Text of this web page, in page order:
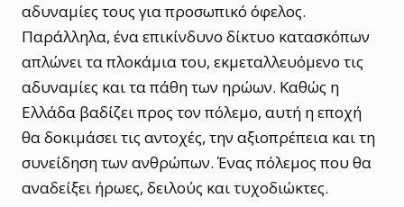
αδυναμίες τους για προσωπικό όφελος.
Παράλληλα, ένα επικίνδυνο δίκτυο κατασκόπων
απλώνει τα πλοκάμια του, εκμεταλλευόμενο τις
αδυναμίες και τα πάθη των ηρώων. Καθώς η
Ελλάδα βαδίζει προς τον πόλεμο, αυτή η εποχή
θα δοκιμάσει τις αντοχές, την αξιοπρέπεια και τη
συνείδηση των ανθρώπων. Ένας πόλεμος που θα
αναδείξει ήρωες, δειλούς και τυχοδιώκτες.